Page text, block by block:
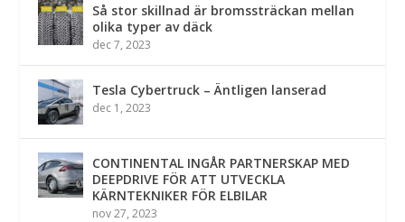
Så stor skillnad är bromssträckan mellan
olika typer av däck
dec 7, 2023
Tesla Cybertruck – Äntligen lanserad
dec 1, 2023
CONTINENTAL INGÅR PARTNERSKAP MED
DEEPDRIVE FÖR ATT UTVECKLA
KÄRNTEKNIKER FÖR ELBILAR
nov 27, 2023